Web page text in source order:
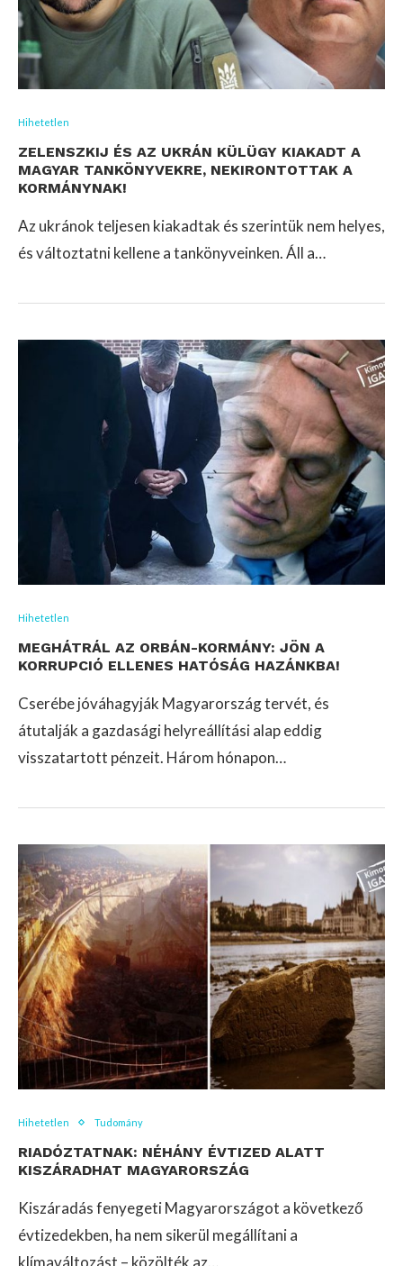
Hihetetlen
ZELENSZKIJ ÉS AZ UKRÁN KÜLÜGY KIAKADT A
MAGYAR TANKÖNYVEKRE, NEKIRONTOTTAK A
KORMÁNYNAK!
Az ukránok teljesen kiakadtak és szerintük nem helyes,
és változtatni kellene a tankönyveinken. Áll a…
Hihetetlen
MEGHÁTRÁL AZ ORBÁN-KORMÁNY: JÖN A
KORRUPCIÓ ELLENES HATÓSÁG HAZÁNKBA!
Cserébe jóváhagyják Magyarország tervét, és
átutalják a gazdasági helyreállítási alap eddig
visszatartott pénzeit. Három hónapon…
Hihetetlen Tudomány
RIADÓZTATNAK: NÉHÁNY ÉVTIZED ALATT
KISZÁRADHAT MAGYARORSZÁG
Kiszáradás fenyegeti Magyarországot a következő
évtizedekben, ha nem sikerül megállítani a
klímaváltozást – közölték az…